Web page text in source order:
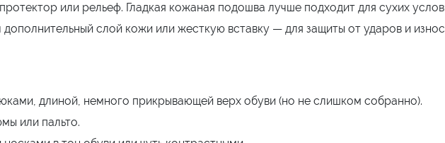
или рельеф. Гладкая кожаная подошва лучше подходит для сухих
слой кожи или жесткую вставку — для защиты от ударов и
длиной, немного прикрывающей верх обуви (но не слишком собранно).
или пальто.